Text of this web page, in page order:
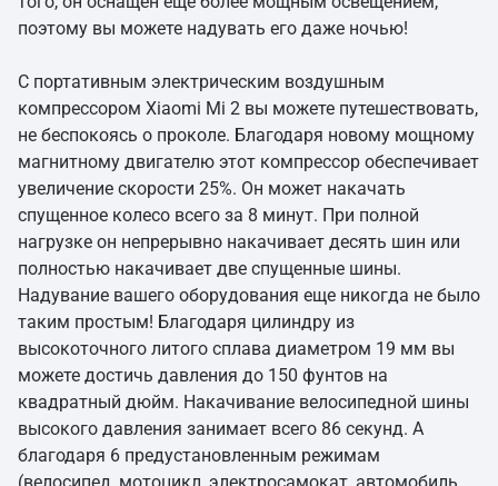
поэтому вы можете надувать его даже ночью!
С портативным электрическим воздушным
компрессором Xiaomi Mi 2 вы можете путешествовать,
не беспокоясь о проколе. Благодаря новому мощному
магнитному двигателю этот компрессор обеспечивает
увеличение скорости 25%. Он может накачать
спущенное колесо всего за 8 минут. При полной
нагрузке он непрерывно накачивает десять шин или
полностью накачивает две спущенные шины.
Надувание вашего оборудования еще никогда не было
таким простым! Благодаря цилиндру из
высокоточного литого сплава диаметром 19 мм вы
можете достичь давления до 150 фунтов на
квадратный дюйм. Накачивание велосипедной шины
высокого давления занимает всего 86 секунд. А
благодаря 6 предустановленным режимам